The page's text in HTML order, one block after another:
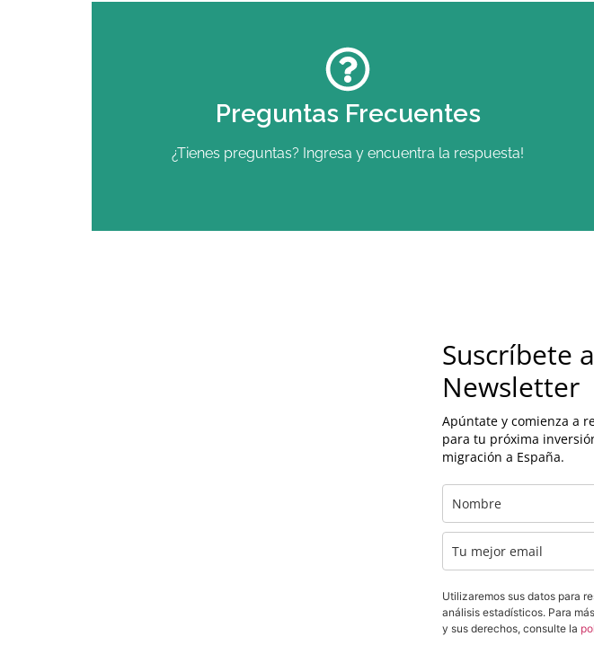
Preguntas Frecuentes
¿Tienes preguntas? Ingresa y encuentra la respuesta!
Suscríbete
Newsletter
Apúntate y comienza a
para tu próxima
migración a España.
Utilizaremos sus datos para
análisis estadísticos. Para
y sus derechos, consulte la